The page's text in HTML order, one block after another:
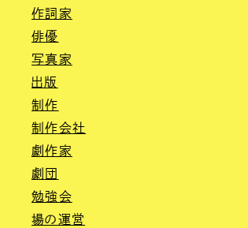
作詞家
俳優
写真家
出版
制作
制作会社
劇作家
劇団
勉強会
場の運営